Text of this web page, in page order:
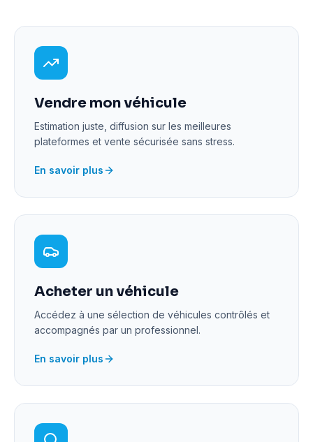
Vendre mon véhicule
Estimation juste, diffusion sur les meilleures
plateformes et vente sécurisée sans stress.
En savoir plus
Acheter un véhicule
Accédez à une sélection de véhicules contrôlés et
accompagnés par un professionnel.
En savoir plus